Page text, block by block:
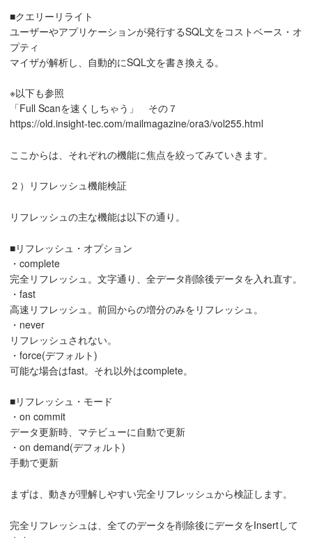
■クエリーリライト
ユーザーやアプリケーションが発行するSQL文をコストベース・オ
プティ
マイザが解析し、自動的にSQL文を書き換える。
※以下も参照
「Full Scanを速くしちゃう」 その７
https://old.insight-tec.com/mailmagazine/ora3/vol255.html
ここからは、それぞれの機能に焦点を絞ってみていきます。
２）リフレッシュ機能検証
リフレッシュの主な機能は以下の通り。
■リフレッシュ・オプション
・complete
完全リフレッシュ。文字通り、全データ削除後データを入れ直す。
・fast
高速リフレッシュ。前回からの増分のみをリフレッシュ。
・never
リフレッシュされない。
・force(デフォルト)
可能な場合はfast。それ以外はcomplete。
■リフレッシュ・モード
・on commit
データ更新時、マテビューに自動で更新
・on demand(デフォルト)
手動で更新
まずは、動きが理解しやすい完全リフレッシュから検証します。
完全リフレッシュは、全てのデータを削除後にデータをInsertして